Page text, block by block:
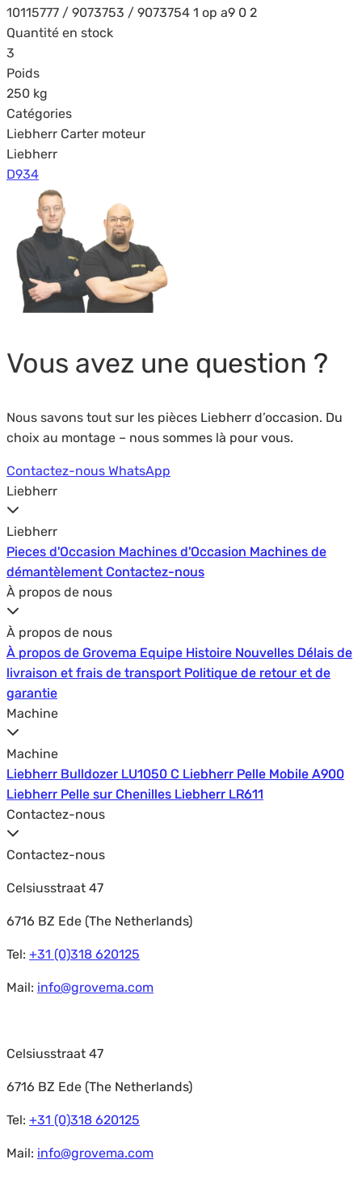
10115777 / 9073753 / 9073754 1 op a9 0 2
Quantité en stock
3
Poids
250 kg
Catégories
Liebherr Carter moteur
Liebherr
D934
Vous avez une question ?
Nous savons tout sur les pièces Liebherr d’occasion. Du
choix au montage – nous sommes là pour vous.
Contactez-nousWhatsApp
Liebherr
Liebherr
Pieces d'OccasionMachines d'OccasionMachines de
démantèlementContactez-nous
Pieces d'OccasionMachines d'OccasionMachines de
démantèlementContactez-nous
À propos de nous
À propos de nous
À propos de GrovemaEquipeHistoireNouvellesDélais de
livraison et frais de transportPolitique de retour et de
garantie
À propos de GrovemaEquipeHistoireNouvellesDélais de
livraison et frais de transportPolitique de retour et de
garantie
Machine
Machine
Liebherr Bulldozer LU1050 CLiebherr Pelle Mobile A900
Liebherr Pelle sur ChenillesLiebherr LR611
Liebherr Bulldozer LU1050 CLiebherr Pelle Mobile A900
Liebherr Pelle sur ChenillesLiebherr LR611
Contactez-nous
Contactez-nous
Celsiusstraat 47
6716 BZ Ede (The Netherlands)
Tel: +31 (0)318 620125
Mail: info@grovema.com
Celsiusstraat 47
6716 BZ Ede (The Netherlands)
Tel: +31 (0)318 620125
Mail: info@grovema.com